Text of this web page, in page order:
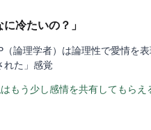
冷たいの？ 」
（論理学者）は論理性で愛情を
れた」感覚
はもう少し感情を共有してもら